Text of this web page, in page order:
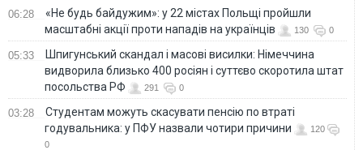
06:28
«Не будь байдужим»: у 22 містах Польщі пройшли
масштабні акції проти нападів на українців
130 0
05:33
Шпигунський скандал і масові висилки: Німеччина
видворила близько 400 росіян і суттєво скоротила штат
посольства РФ
291 0
03:28
Студентам можуть скасувати пенсію по втраті
годувальника: у ПФУ назвали чотири причини
120
0